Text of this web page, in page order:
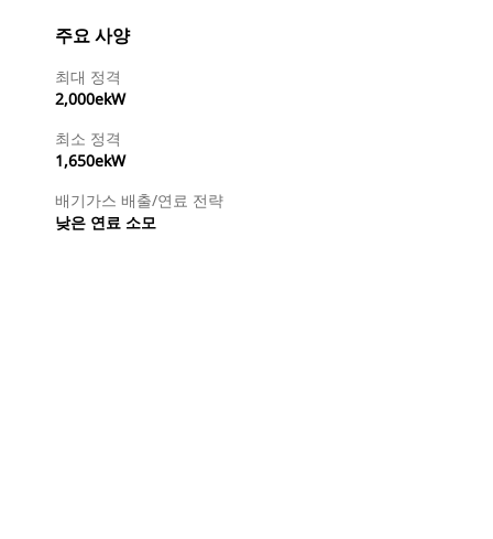
주요 사양
최대 정격
2,000ekW
최소 정격
1,650ekW
배기가스 배출/연료 전략
낮은 연료 소모